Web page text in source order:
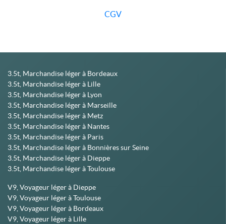
CGV
3.5t, Marchandise léger à Bordeaux
3.5t, Marchandise léger à Lille
3.5t, Marchandise léger à Lyon
3.5t, Marchandise léger à Marseille
3.5t, Marchandise léger à Metz
3.5t, Marchandise léger à Nantes
3.5t, Marchandise léger à Paris
3.5t, Marchandise léger à Bonnières sur Seine
3.5t, Marchandise léger à Dieppe
3.5t, Marchandise léger à Toulouse
V9, Voyageur léger à Dieppe
V9, Voyageur léger à Toulouse
V9, Voyageur léger à Bordeaux
V9, Voyageur léger à Lille